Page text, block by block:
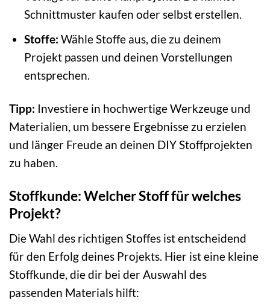
Schnittmuster kaufen oder selbst erstellen.
Stoffe: Wähle Stoffe aus, die zu deinem
Projekt passen und deinen Vorstellungen
entsprechen.
Tipp: Investiere in hochwertige Werkzeuge und
Materialien, um bessere Ergebnisse zu erzielen
und länger Freude an deinen DIY Stoffprojekten
zu haben.
Stoffkunde: Welcher Stoff für welches
Projekt?
Die Wahl des richtigen Stoffes ist entscheidend
für den Erfolg deines Projekts. Hier ist eine kleine
Stoffkunde, die dir bei der Auswahl des
passenden Materials hilft: